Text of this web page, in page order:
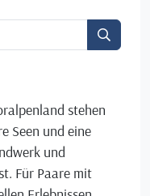
stehen
Seen und eine
und
Für Paare mit